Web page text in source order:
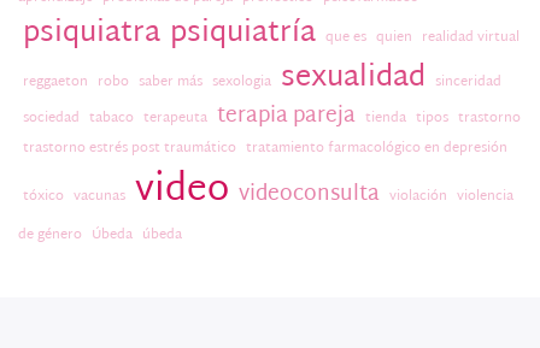
psiquiatra psiquiatría que es quien realidad virtual
reggaeton robo saber más sexologia sexualidad sinceridad
sociedad tabaco terapeuta terapia pareja tienda tipos trastorno
trastorno estrés post traumático tratamiento farmacológico en depresión
tóxico vacunas video videoconsulta violación violencia
de género Úbeda úbeda